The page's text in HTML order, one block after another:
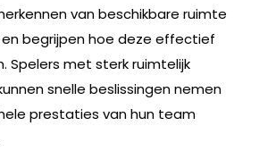
van beschikbare ruimte
begrijpen hoe deze effectief
Spelers met sterk ruimtelijk
snelle beslissingen nemen
prestaties van hun team